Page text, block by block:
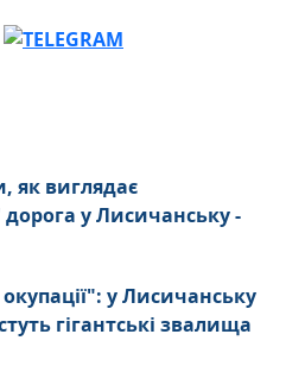
як виглядає
у Лисичанську -
у Лисичанську
гігантські звалища